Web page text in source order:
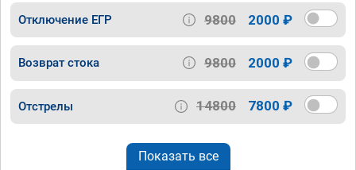
Отключение ЕГР 9800 2000 ₽
Возврат стока 9800 2000 ₽
Отстрелы 14800 7800 ₽
Показать все